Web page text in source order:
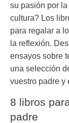
su pasión por
cultura? Los
para regalar a
la reflexión.
ensayos sobre
una selección
vuestro padre y
8 libros
padre